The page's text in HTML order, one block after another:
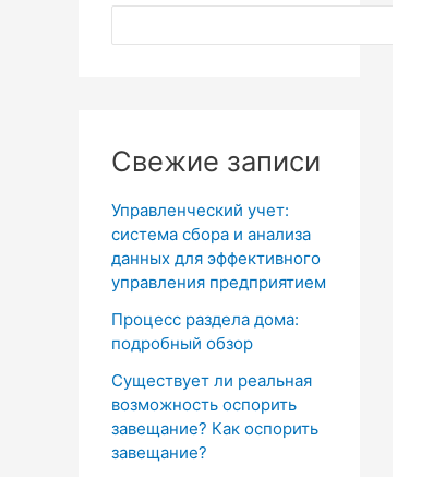
Свежие записи
Управленческий учет:
система сбора и анализа
данных для эффективного
управления предприятием
Процесс раздела дома:
подробный обзор
Существует ли реальная
возможность оспорить
завещание? Как оспорить
завещание?